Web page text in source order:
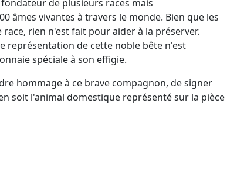
de plusieurs races mais
âmes vivantes à travers le monde. Bien que les
rien n'est fait pour aider à la préserver.
représentation de cette noble bête n'est
spéciale à son effigie.
hommage à ce brave compagnon, de signer
soit l'animal domestique représenté sur la pièce